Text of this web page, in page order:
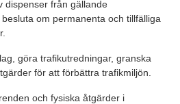
dispenser från gällande
om permanenta och tillfälliga
göra trafikutredningar, granska
för att förbättra trafikmiljön.
och fysiska åtgärder i